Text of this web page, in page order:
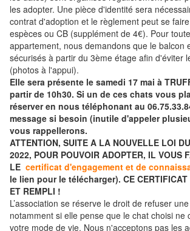
les adopter. Une pièce d'identité sera
contrat d'adoption et le règlement peut se
espèces ou CB (supplément de 4€). Pour
appartement, nous demandons que le balcon
sécurisés à partir du 3ème étage afin d'éviter
(photos à l'appui).
Elle sera présente le samedi 17 mai à
partir de 10h30. Si un de ces chats vous
réserver en nous téléphonant au
message si besoin (inutile d'appeler
vous rappellerons.
ATTENTION, SUITE A LA NOUVELLE LOI
2022, POUR POUVOIR ADOPTER, IL VOUS
LE certificat d'engagement et de
le lien pour le télécharger). CE CERTIFICAT
ET REMPLI !
L’association se réserve le droit de refuser
notamment si elle pense que le chat choisi ne
votre mode de vie. Nous n'acceptons pas les